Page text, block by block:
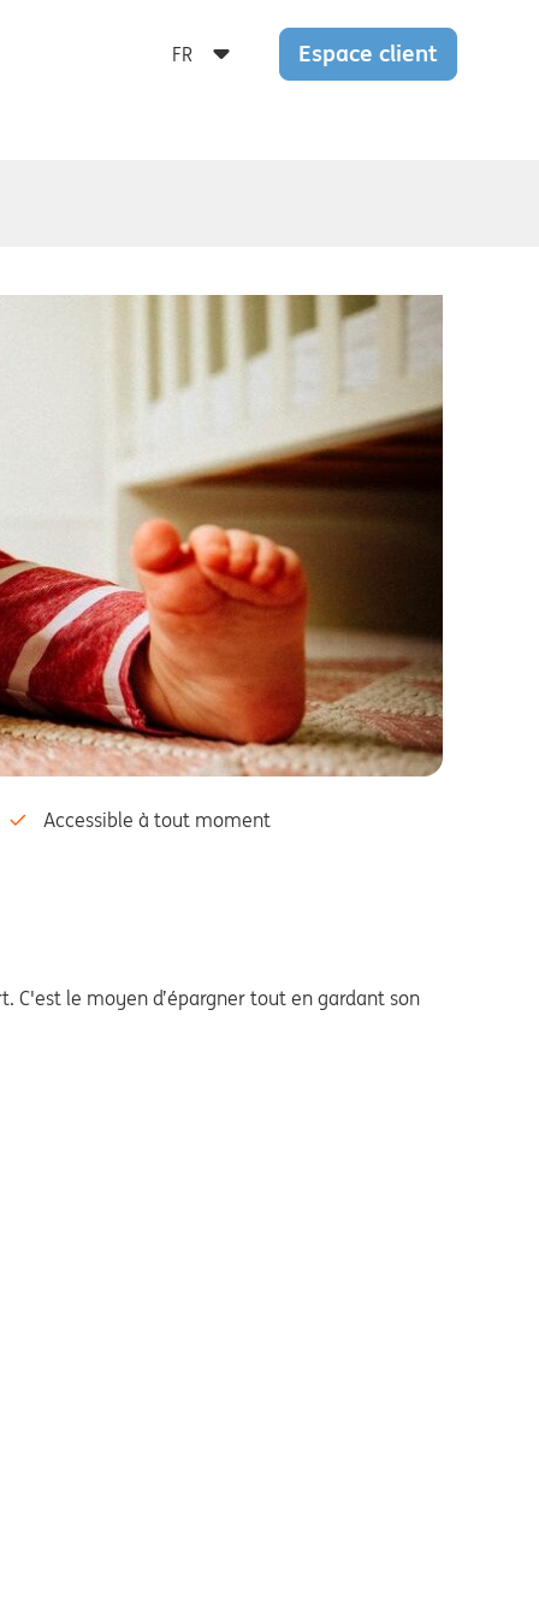
Espace client
Accessible à tout moment
C'est le moyen d’épargner tout en gardant son